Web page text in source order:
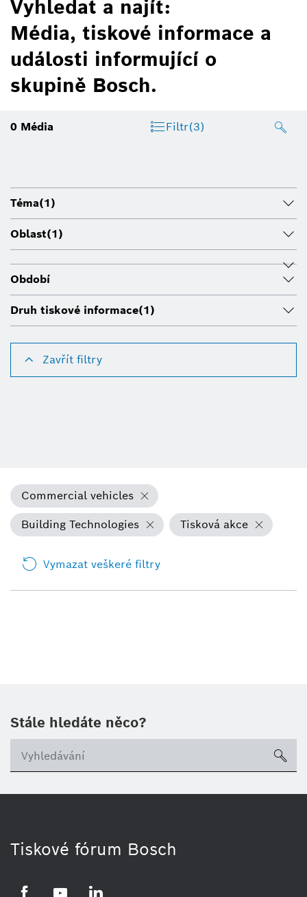
Vyhledat a najít:
Média, tiskové informace a
události informující o
skupině Bosch.
0 Média Filtr(3)
Téma(1)
Oblast(1)
Období
Druh tiskové informace(1)
Zavřít filtry
Commercial vehicles
Building Technologies
Tisková akce
Vymazat veškeré filtry
Stále hledáte něco?
Tiskové fórum Bosch